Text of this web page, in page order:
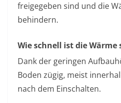
freigegeben sind und die
behindern.
Wie schnell ist die Wärme
Dank der geringen
Boden zügig, meist
nach dem Einschalten.